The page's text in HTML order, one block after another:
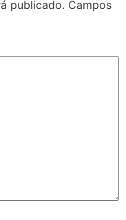
publicado. Campos